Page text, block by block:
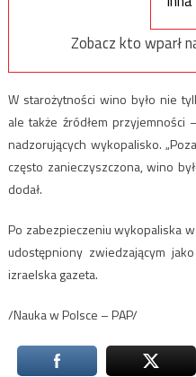
Zobacz kto wparł
W starożytności wino było nie
ale także źródłem przyjemności
nadzorujących wykopalisko.
często zanieczyszczona, wino
dodał.
Po zabezpieczeniu wykopaliska
udostępniony zwiedzającym
izraelska gazeta.
/Nauka w Polsce – PAP/